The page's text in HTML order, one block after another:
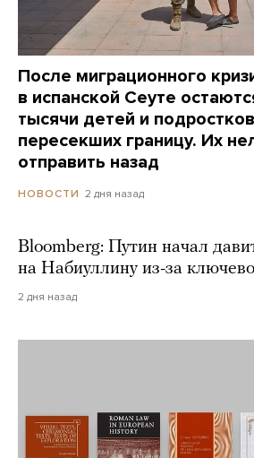
После миграционного
в испанской Сеуте
тысячи детей и
пересекших границу. Их
отправить назад
НОВОСТИ 2 дня назад
Bloomberg: Путин начал
на Набиуллину из-за
2 дня назад